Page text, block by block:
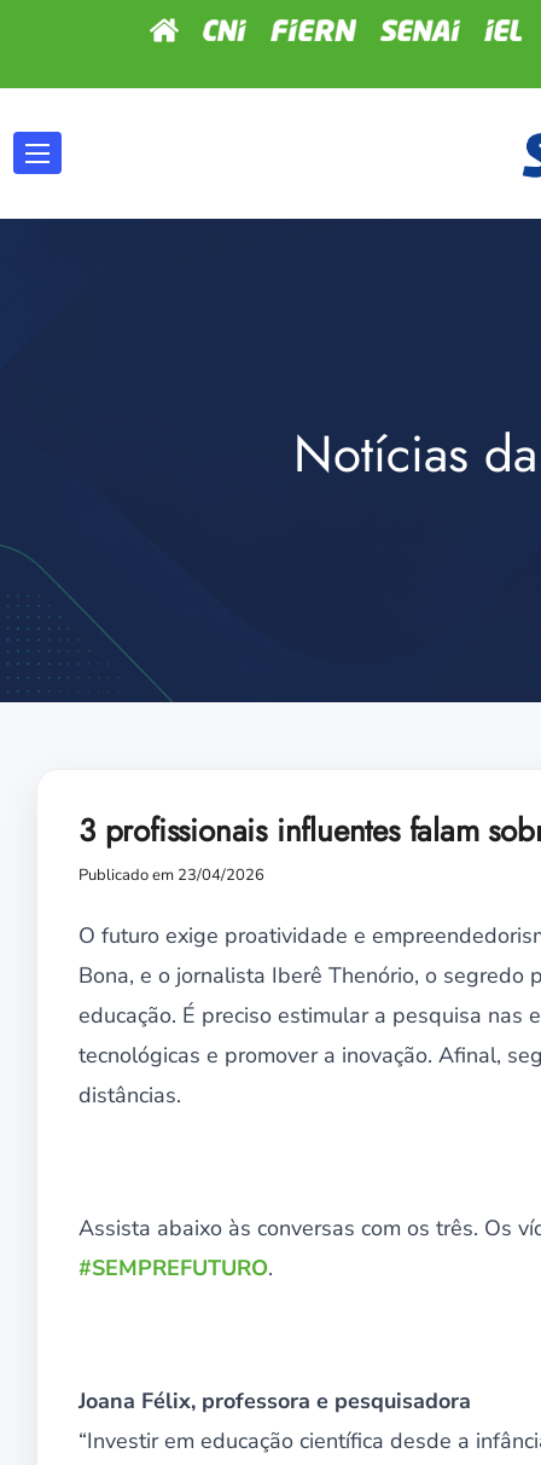
Notícias
3 profissionais influentes falam
Publicado em 23/04/2026
O futuro exige proatividade e
Bona, e o jornalista Iberê Thenório, o
educação. É preciso estimular a pesquisa nas
tecnológicas e promover a inovação. Afinal,
distâncias.
Assista abaixo às conversas com os três. Os
#SEMPREFUTURO.
Joana Félix, professora e pesquisadora
“Investir em educação científica desde a